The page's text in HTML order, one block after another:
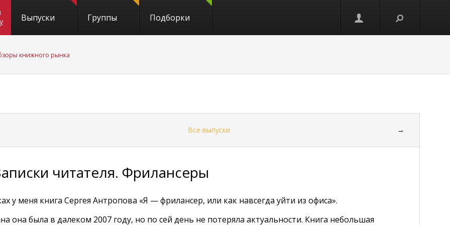
Выпуски Группы Подборки
книжного рынка
Все выпуски →
читателя. Фрилансеры
у меня книга Сергея Антропова «Я — фрилансер, или как навсегда уйти из офиса».
она была в далеком 2007 году, но по сей день не потеряла актуальности. Книга небольшая